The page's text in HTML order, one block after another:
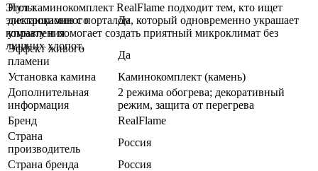
Этот каминокомплект RealFlame подходит тем, кто ищет
электрокамин с порталом, который одновременно украшает
комнату и помогает создать приятный микроклимат без
лишних хлопот.
Пульт
дистанционного
управления
Да
Эффект живого
пламени
Да
Установка камина
Каминокомплект (камень)
Дополнительная
информация
2 режима обогрева; декоративный
режим, защита от перегрева
Бренд
RealFlame
Страна
производитель
Россия
Страна бренда
Россия